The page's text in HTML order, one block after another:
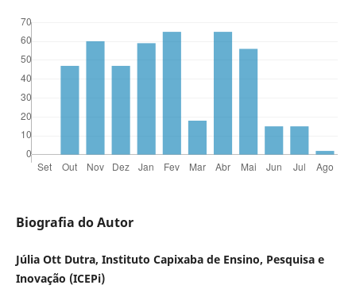
Biografia do Autor
Júlia Ott Dutra, Instituto Capixaba de Ensino, Pesquisa e
Inovação (ICEPi)